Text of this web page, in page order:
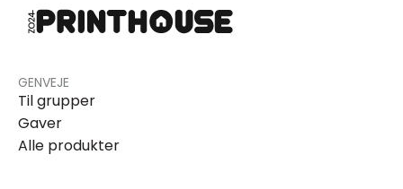
GENVEJE
Til grupper
Gaver
Alle produkter